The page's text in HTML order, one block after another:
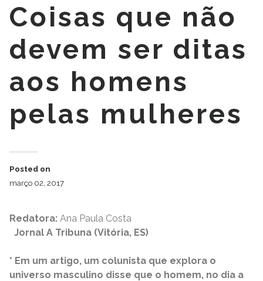
Coisas que não
devem ser ditas
aos homens
pelas mulheres
Posted on
março 02, 2017
Redatora: Ana Paula Costa
Jornal A Tribuna (Vitória, ES)
* Em um artigo, um colunista que explora o
universo masculino disse que o homem, no dia a